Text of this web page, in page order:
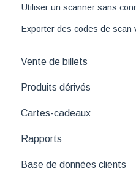
Utiliser un scanner sans
Exporter des codes de scan
Vente de billets
Comprendre les
Produits dérivés
Cartes-cadeaux
Rapports
Base de données clients